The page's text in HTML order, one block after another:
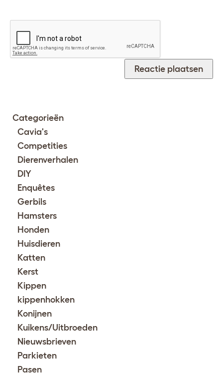
Categorieën
Cavia's
Competities
Dierenverhalen
DIY
Enquêtes
Gerbils
Hamsters
Honden
Huisdieren
Katten
Kerst
Kippen
kippenhokken
Konijnen
Kuikens/Uitbroeden
Nieuwsbrieven
Parkieten
Pasen